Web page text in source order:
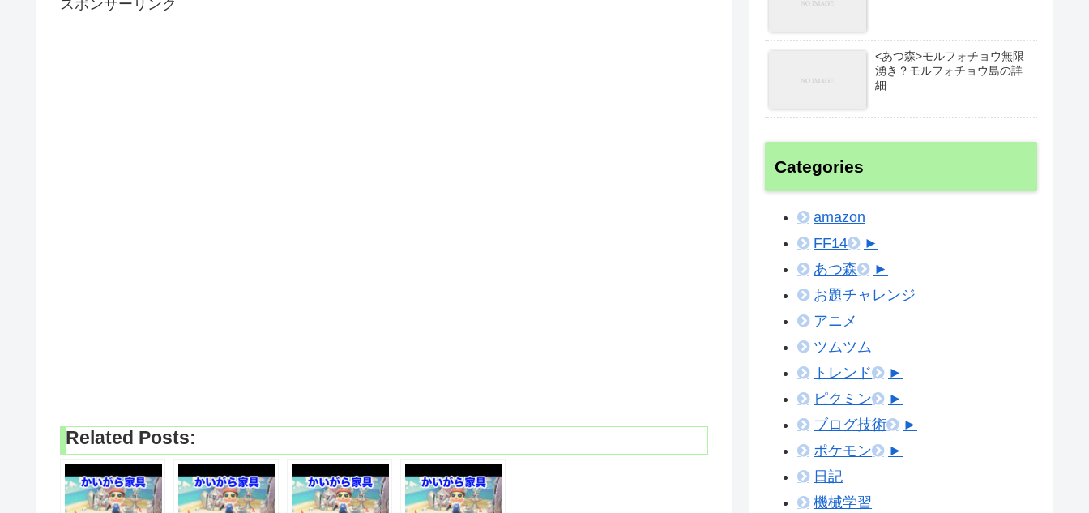
スポンサーリンク
Related Posts:
<あつ森>モルフォチョウ無限
湧き？モルフォチョウ島の詳
細
Categories
amazon
FF14
►
あつ森
►
お題チャレンジ
アニメ
ツムツム
トレンド
►
ピクミン
►
ブログ技術
►
ポケモン
►
日記
機械学習